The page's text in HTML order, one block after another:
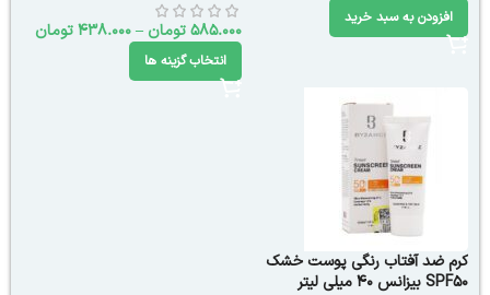
افزودن به سبد خرید
585.000تومان –
438.000تومان
انتخاب گزینه ها
کرم ضد آفتاب رنگی پوست خشک
SPF۵۰ بیزانس ۴۰ میلی لیتر